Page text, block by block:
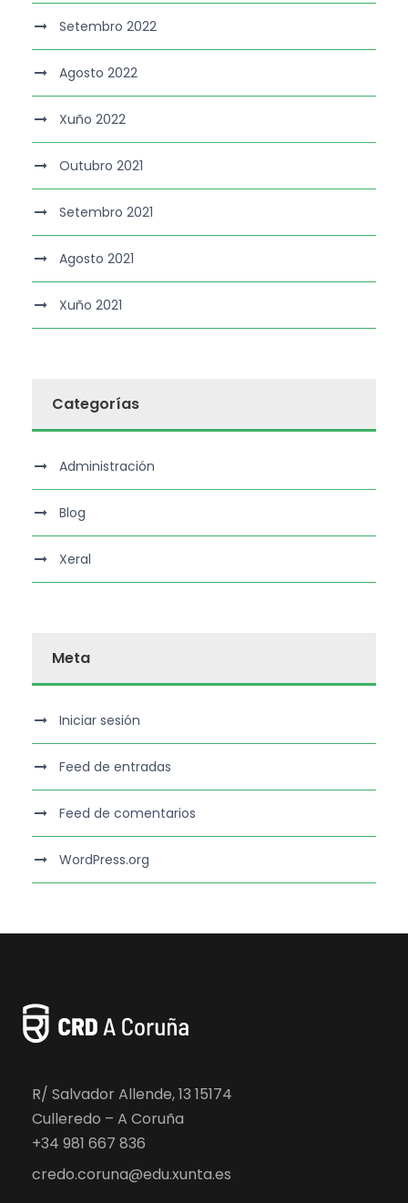
Setembro 2022
Agosto 2022
Xuño 2022
Outubro 2021
Setembro 2021
Agosto 2021
Xuño 2021
Categorías
Administración
Blog
Xeral
Meta
Iniciar sesión
Feed de entradas
Feed de comentarios
WordPress.org
R/ Salvador Allende, 13 15174
Culleredo – A Coruña
+34 981 667 836
credo.coruna@edu.xunta.es